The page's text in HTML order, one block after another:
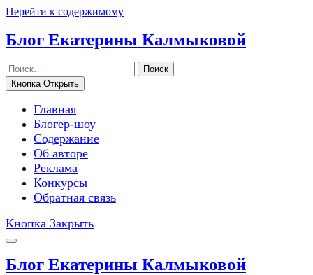
Перейти к содержимому
Блог Екатерины Калмыковой
Поиск
Кнопка Открыть
Главная
Блогер-шоу
Содержание
Об авторе
Реклама
Конкурсы
Обратная связь
Кнопка Закрыть
Блог Екатерины Калмыковой